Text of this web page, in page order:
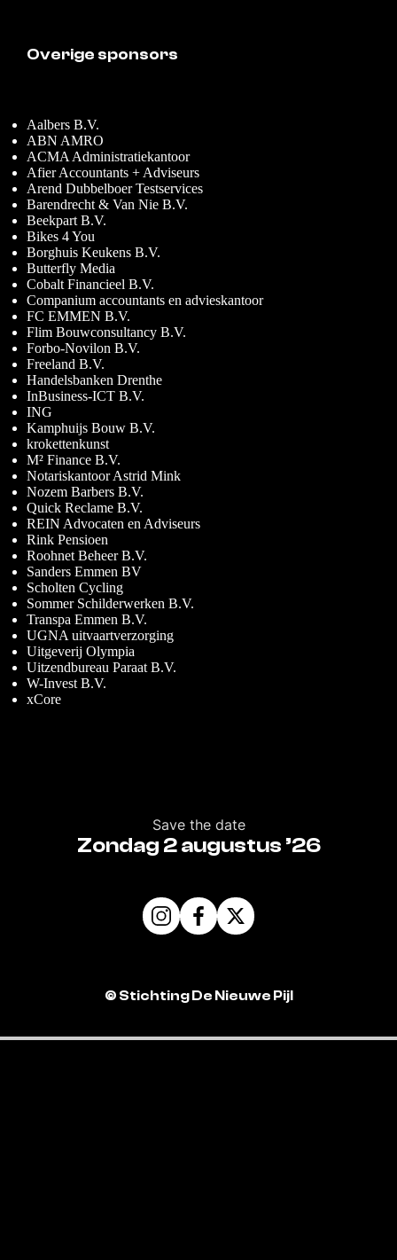
Overige sponsors
Aalbers B.V.
ABN AMRO
ACMA Administratiekantoor
Afier Accountants + Adviseurs
Arend Dubbelboer Testservices
Barendrecht & Van Nie B.V.
Beekpart B.V.
Bikes 4 You
Borghuis Keukens B.V.
Butterfly Media
Cobalt Financieel B.V.
Companium accountants en advieskantoor
FC EMMEN B.V.
Flim Bouwconsultancy B.V.
Forbo-Novilon B.V.
Freeland B.V.
Handelsbanken Drenthe
InBusiness-ICT B.V.
ING
Kamphuijs Bouw B.V.
krokettenkunst
M² Finance B.V.
Notariskantoor Astrid Mink
Nozem Barbers B.V.
Quick Reclame B.V.
REIN Advocaten en Adviseurs
Rink Pensioen
Roohnet Beheer B.V.
Sanders Emmen BV
Scholten Cycling
Sommer Schilderwerken B.V.
Transpa Emmen B.V.
UGNA uitvaartverzorging
Uitgeverij Olympia
Uitzendbureau Paraat B.V.
W-Invest B.V.
xCore
Save the date
Zondag 2 augustus ’26
© Stichting De Nieuwe Pijl